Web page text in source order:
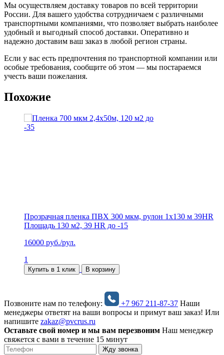
Мы осуществляем доставку товаров по всей территории
России. Для вашего удобства сотрудничаем с различными
транспортными компаниями, что позволяет выбрать наиболее
удобный и выгодный способ доставки. Оперативно и
надежно доставим ваш заказ в любой регион страны.
Если у вас есть предпочтения по транспортной компании или
особые требования, сообщите об этом — мы постараемся
учесть ваши пожелания.
Похожие
Прозрачная пленка ПВХ 300 мкм, рулон 1х130 м 39HR
Площадь 130 м2, 39 HR до -15
16000 руб./рул.
1
Купить в 1 клик В корзину
Позвоните нам по телефону: +7 967 211-87-37 Наши
менеджеры ответят на ваши вопросы и примут ваш заказ! Или
напишите zakaz@pvcrus.ru
Оставьте свой номер и мы вам перезвоним Наш менеджер
свяжется с вами в течение 15 минут
Жду звонка